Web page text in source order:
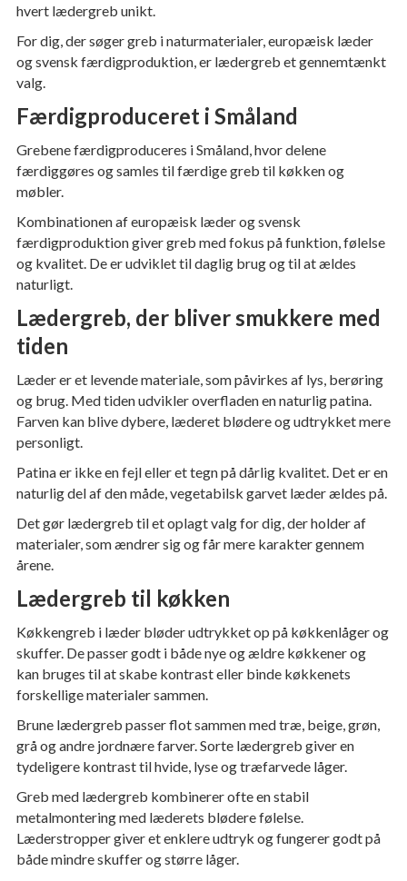
hvert lædergreb unikt.
For dig, der søger greb i naturmaterialer, europæisk læder
og svensk færdigproduktion, er lædergreb et gennemtænkt
valg.
Færdigproduceret i Småland
Grebene færdigproduceres i Småland, hvor delene
færdiggøres og samles til færdige greb til køkken og
møbler.
Kombinationen af europæisk læder og svensk
færdigproduktion giver greb med fokus på funktion, følelse
og kvalitet. De er udviklet til daglig brug og til at ældes
naturligt.
Lædergreb, der bliver smukkere med
tiden
Læder er et levende materiale, som påvirkes af lys, berøring
og brug. Med tiden udvikler overfladen en naturlig patina.
Farven kan blive dybere, læderet blødere og udtrykket mere
personligt.
Patina er ikke en fejl eller et tegn på dårlig kvalitet. Det er en
naturlig del af den måde, vegetabilsk garvet læder ældes på.
Det gør lædergreb til et oplagt valg for dig, der holder af
materialer, som ændrer sig og får mere karakter gennem
årene.
Lædergreb til køkken
Køkkengreb i læder bløder udtrykket op på køkkenlåger og
skuffer. De passer godt i både nye og ældre køkkener og
kan bruges til at skabe kontrast eller binde køkkenets
forskellige materialer sammen.
Brune lædergreb passer flot sammen med træ, beige, grøn,
grå og andre jordnære farver. Sorte lædergreb giver en
tydeligere kontrast til hvide, lyse og træfarvede låger.
Greb med lædergreb kombinerer ofte en stabil
metalmontering med læderets blødere følelse.
Læderstropper giver et enklere udtryk og fungerer godt på
både mindre skuffer og større låger.